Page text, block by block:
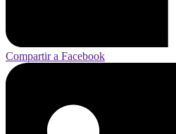
Compartir a Facebook